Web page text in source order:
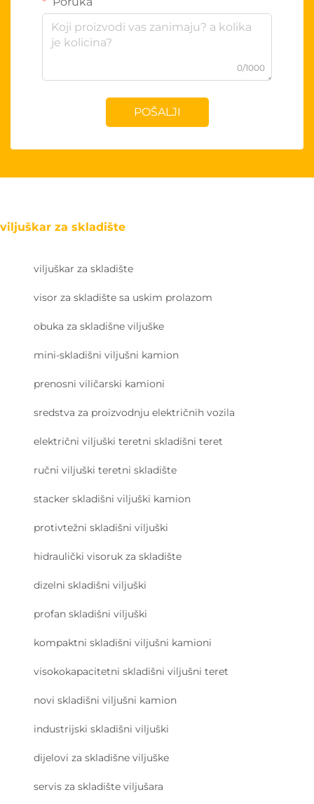
0/1000
POŠALJI
viljuškar za skladište
viljuškar za skladište
visor za skladište sa uskim prolazom
obuka za skladišne viljuške
mini-skladišni viljušni kamion
prenosni viličarski kamioni
sredstva za proizvodnju električnih vozila
električni viljuški teretni skladišni teret
ručni viljuški teretni skladište
stacker skladišni viljuški kamion
protivtežni skladišni viljuški
hidraulički visoruk za skladište
dizelni skladišni viljuški
profan skladišni viljuški
kompaktni skladišni viljušni kamioni
visokokapacitetni skladišni viljušni teret
novi skladišni viljušni kamion
industrijski skladišni viljuški
dijelovi za skladišne viljuške
servis za skladište viljušara